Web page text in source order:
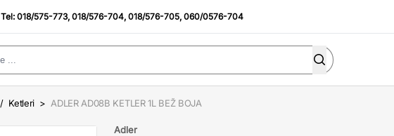
Tel:018/575-773,018/576-704,018/576-705,060/0576-704
/ Ketleri > ADLER AD08B KETLER 1L BEŽ BOJA
Adler